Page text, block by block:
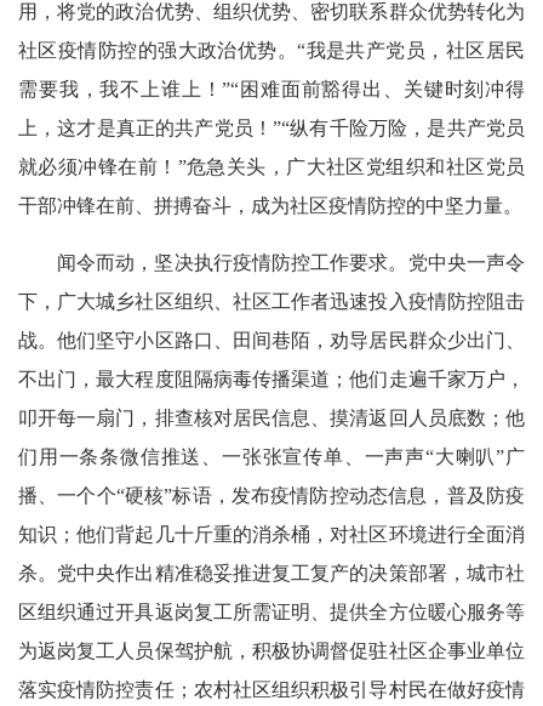
用，将党的政治优势、组织优势、密切联系群众优势转化为
社区疫情防控的强大政治优势。“我是共产党员，社区居民
需要我，我不上谁上！”“困难面前豁得出、关键时刻冲得
上，这才是真正的共产党员！”“纵有千险万险，是共产党员
就必须冲锋在前！”危急关头，广大社区党组织和社区党员
干部冲锋在前、拼搏奋斗，成为社区疫情防控的中坚力量。
闻令而动，坚决执行疫情防控工作要求。党中央一声令
下，广大城乡社区组织、社区工作者迅速投入疫情防控阻击
战。他们坚守小区路口、田间巷陌，劝导居民群众少出门、
不出门，最大程度阻隔病毒传播渠道；他们走遍千家万户，
叩开每一扇门，排查核对居民信息、摸清返回人员底数；他
们用一条条微信推送、一张张宣传单、一声声“大喇叭”广
播、一个个“硬核”标语，发布疫情防控动态信息，普及防疫
知识；他们背起几十斤重的消杀桶，对社区环境进行全面消
杀。党中央作出精准稳妥推进复工复产的决策部署，城市社
区组织通过开具返岗复工所需证明、提供全方位暖心服务等
为返岗复工人员保驾护航，积极协调督促驻社区企事业单位
落实疫情防控责任；农村社区组织积极引导村民在做好疫情